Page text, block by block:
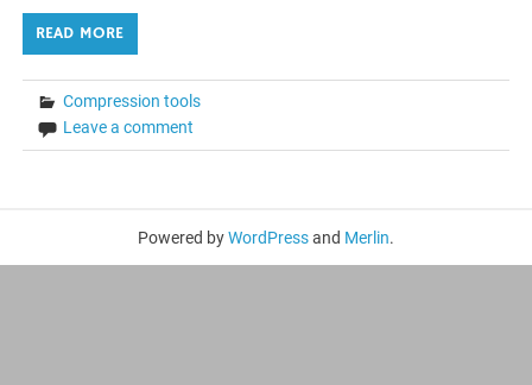
READ MORE
Compression tools
Leave a comment
Powered byWordPressand Merlin.